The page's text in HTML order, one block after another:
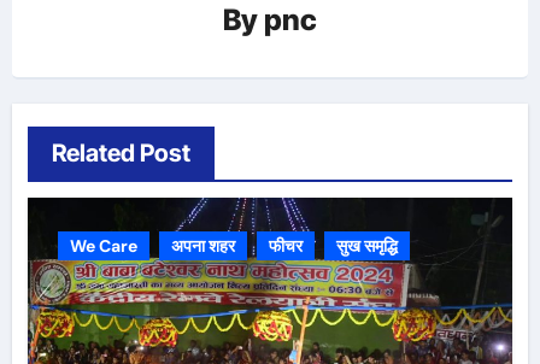
By pnc
Related Post
We Care अपना शहर फीचर सुख समृद्धि